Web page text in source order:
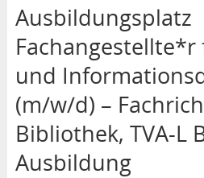
Ausbildungsplatz
und
(m/w/d) –
Bibliothek, TVA-L
Ausbildung